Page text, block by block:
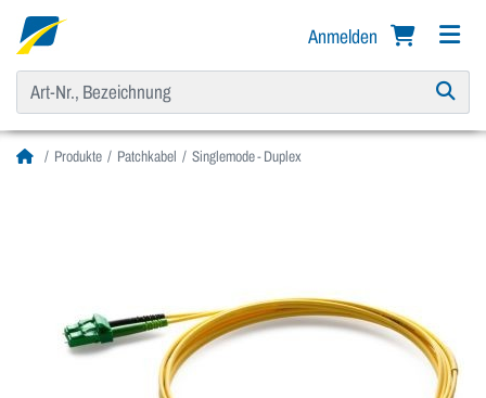
Anmelden
Produkte Patchkabel Singlemode - Duplex